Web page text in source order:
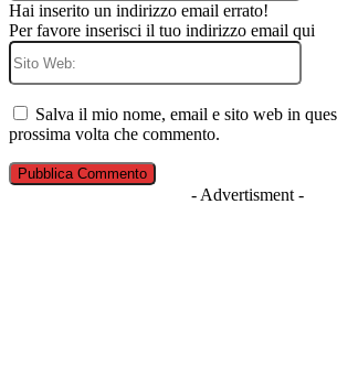
Hai inserito un indirizzo email errato!
Per favore inserisci il tuo indirizzo email qui
Sito
Salva il mio nome, email e sito web in
prossima volta che commento.
- Advertisment -